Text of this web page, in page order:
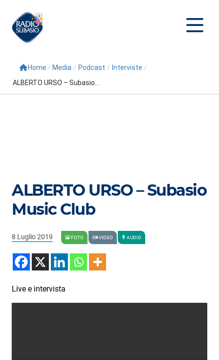
Cerca
Conduttori
Repliche
3xTe
Interviste
Playlist
Novità
Home / Media / Podcast / Interviste /
ALBERTO URSO – Subasio...
ALBERTO URSO – Subasio
Music Club
8 Luglio 2019 FOTO VIDEO AUDIO
Live e intervista